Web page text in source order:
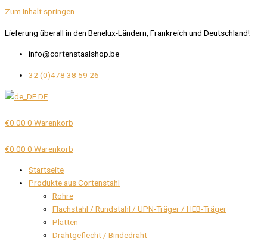
Zum Inhalt springen
Lieferung überall in den Benelux-Ländern, Frankreich und Deutschland!
info@cortenstaalshop.be
32 (0)478 38 59 26
DE
€0.00 0 Warenkorb
€0.00 0 Warenkorb
Startseite
Produkte aus Cortenstahl
Rohre
Flachstahl / Rundstahl / UPN-Träger / HEB-Träger
Platten
Drahtgeflecht / Bindedraht